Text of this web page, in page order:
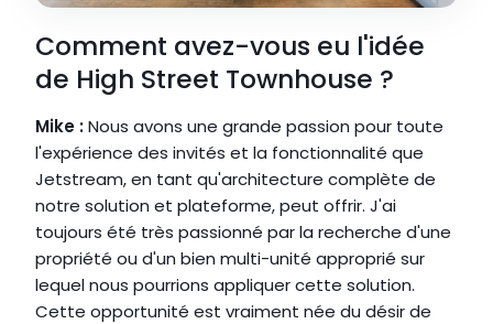
Comment avez-vous eu l'idée
de High Street Townhouse ?
Mike : Nous avons une grande passion pour toute
l'expérience des invités et la fonctionnalité que
Jetstream, en tant qu'architecture complète de
notre solution et plateforme, peut offrir. J'ai
toujours été très passionné par la recherche d'une
propriété ou d'un bien multi-unité approprié sur
lequel nous pourrions appliquer cette solution.
Cette opportunité est vraiment née du désir de